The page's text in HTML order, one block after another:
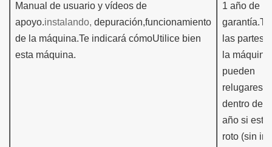
Manual de usuario y vídeos de
apoyo.instalando, depuración,funcionamiento
de la máquina.Te indicará cómoUtilice bien
esta máquina.
1 año de
garantía.
las partes
la
pueden
re lugares
dentro de 1
año si está
roto (sin